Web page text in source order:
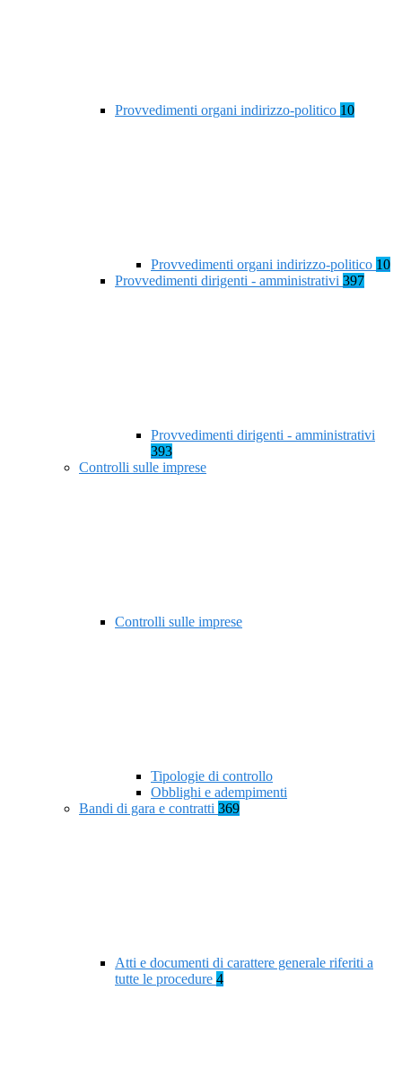
Provvedimenti organi indirizzo-politico 10
Provvedimenti organi indirizzo-politico 10
Provvedimenti dirigenti - amministrativi 397
Provvedimenti dirigenti - amministrativi
393
Controlli sulle imprese
Controlli sulle imprese
Tipologie di controllo
Obblighi e adempimenti
Bandi di gara e contratti 369
Atti e documenti di carattere generale riferiti a
tutte le procedure 4